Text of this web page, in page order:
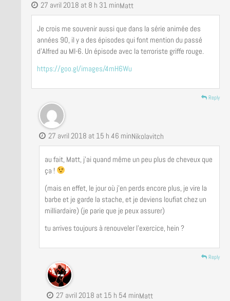
Matt
27 avril 2018 at 8 h 31 min
Je crois me souvenir aussi que dans la série animée des
années 90, il y a des épisodes qui font mention du passé
d’Alfred au MI-6. Un épisode avec la terroriste griffe rouge.
https://goo.gl/images/4mH6Wu
Reply
Nikolavitch
27 avril 2018 at 15 h 46 min
au fait, Matt, j’ai quand même un peu plus de cheveux que
ça !
(mais en effet, le jour où j’en perds encore plus, je vire la
barbe et je garde la stache, et je deviens loufiat chez un
milliardaire) (je parie que je peux assurer)
tu arrives toujours à renouveler l’exercice, hein ?
Reply
Matt
27 avril 2018 at 15 h 54 min